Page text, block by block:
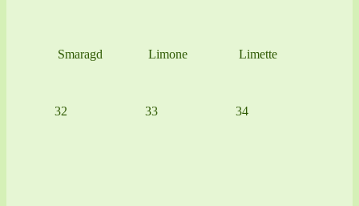
Smaragd Limone Limette
32 33 34